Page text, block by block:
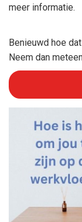
meer informatie.
Benieuwd hoe
Neem dan